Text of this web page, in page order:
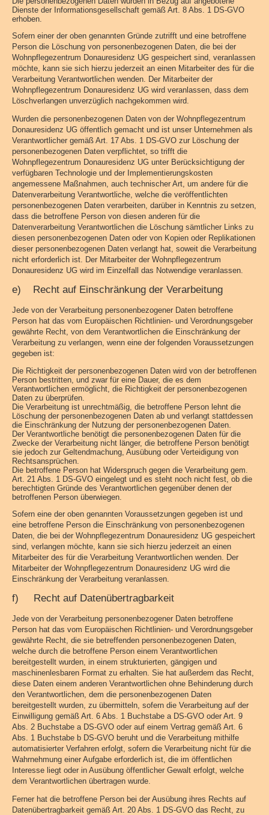
Dienste der Informationsgesellschaft gemäß Art. 8 Abs. 1 DS-GVO
erhoben.
Sofern einer der oben genannten Gründe zutrifft und eine betroffene
Person die Löschung von personenbezogenen Daten, die bei der
Wohnpflegezentrum Donauresidenz UG gespeichert sind, veranlassen
möchte, kann sie sich hierzu jederzeit an einen Mitarbeiter des für die
Verarbeitung Verantwortlichen wenden. Der Mitarbeiter der
Wohnpflegezentrum Donauresidenz UG wird veranlassen, dass dem
Löschverlangen unverzüglich nachgekommen wird.
Wurden die personenbezogenen Daten von der Wohnpflegezentrum
Donauresidenz UG öffentlich gemacht und ist unser Unternehmen als
Verantwortlicher gemäß Art. 17 Abs. 1 DS-GVO zur Löschung der
personenbezogenen Daten verpflichtet, so trifft die
Wohnpflegezentrum Donauresidenz UG unter Berücksichtigung der
verfügbaren Technologie und der Implementierungskosten
angemessene Maßnahmen, auch technischer Art, um andere für die
Datenverarbeitung Verantwortliche, welche die veröffentlichten
personenbezogenen Daten verarbeiten, darüber in Kenntnis zu setzen,
dass die betroffene Person von diesen anderen für die
Datenverarbeitung Verantwortlichen die Löschung sämtlicher Links zu
diesen personenbezogenen Daten oder von Kopien oder Replikationen
dieser personenbezogenen Daten verlangt hat, soweit die Verarbeitung
nicht erforderlich ist. Der Mitarbeiter der Wohnpflegezentrum
Donauresidenz UG wird im Einzelfall das Notwendige veranlassen.
e) Recht auf Einschränkung der Verarbeitung
Jede von der Verarbeitung personenbezogener Daten betroffene
Person hat das vom Europäischen Richtlinien- und Verordnungsgeber
gewährte Recht, von dem Verantwortlichen die Einschränkung der
Verarbeitung zu verlangen, wenn eine der folgenden Voraussetzungen
gegeben ist:
Die Richtigkeit der personenbezogenen Daten wird von der betroffenen
Person bestritten, und zwar für eine Dauer, die es dem
Verantwortlichen ermöglicht, die Richtigkeit der personenbezogenen
Daten zu überprüfen.
Die Verarbeitung ist unrechtmäßig, die betroffene Person lehnt die
Löschung der personenbezogenen Daten ab und verlangt stattdessen
die Einschränkung der Nutzung der personenbezogenen Daten.
Der Verantwortliche benötigt die personenbezogenen Daten für die
Zwecke der Verarbeitung nicht länger, die betroffene Person benötigt
sie jedoch zur Geltendmachung, Ausübung oder Verteidigung von
Rechtsansprüchen.
Die betroffene Person hat Widerspruch gegen die Verarbeitung gem.
Art. 21 Abs. 1 DS-GVO eingelegt und es steht noch nicht fest, ob die
berechtigten Gründe des Verantwortlichen gegenüber denen der
betroffenen Person überwiegen.
Sofern eine der oben genannten Voraussetzungen gegeben ist und
eine betroffene Person die Einschränkung von personenbezogenen
Daten, die bei der Wohnpflegezentrum Donauresidenz UG gespeichert
sind, verlangen möchte, kann sie sich hierzu jederzeit an einen
Mitarbeiter des für die Verarbeitung Verantwortlichen wenden. Der
Mitarbeiter der Wohnpflegezentrum Donauresidenz UG wird die
Einschränkung der Verarbeitung veranlassen.
f) Recht auf Datenübertragbarkeit
Jede von der Verarbeitung personenbezogener Daten betroffene
Person hat das vom Europäischen Richtlinien- und Verordnungsgeber
gewährte Recht, die sie betreffenden personenbezogenen Daten,
welche durch die betroffene Person einem Verantwortlichen
bereitgestellt wurden, in einem strukturierten, gängigen und
maschinenlesbaren Format zu erhalten. Sie hat außerdem das Recht,
diese Daten einem anderen Verantwortlichen ohne Behinderung durch
den Verantwortlichen, dem die personenbezogenen Daten
bereitgestellt wurden, zu übermitteln, sofern die Verarbeitung auf der
Einwilligung gemäß Art. 6 Abs. 1 Buchstabe a DS-GVO oder Art. 9
Abs. 2 Buchstabe a DS-GVO oder auf einem Vertrag gemäß Art. 6
Abs. 1 Buchstabe b DS-GVO beruht und die Verarbeitung mithilfe
automatisierter Verfahren erfolgt, sofern die Verarbeitung nicht für die
Wahrnehmung einer Aufgabe erforderlich ist, die im öffentlichen
Interesse liegt oder in Ausübung öffentlicher Gewalt erfolgt, welche
dem Verantwortlichen übertragen wurde.
Ferner hat die betroffene Person bei der Ausübung ihres Rechts auf
Datenübertragbarkeit gemäß Art. 20 Abs. 1 DS-GVO das Recht, zu